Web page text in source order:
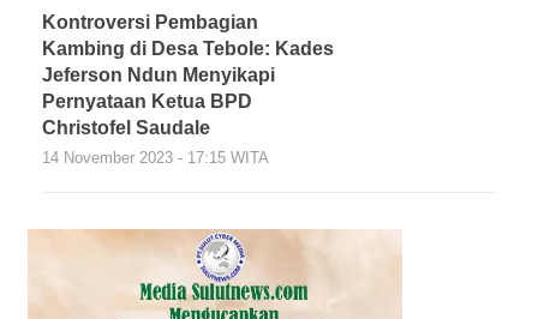
Kontroversi Pembagian
Kambing di Desa Tebole: Kades
Jeferson Ndun Menyikapi
Pernyataan Ketua BPD
Christofel Saudale
14 November 2023 - 17:15 WITA